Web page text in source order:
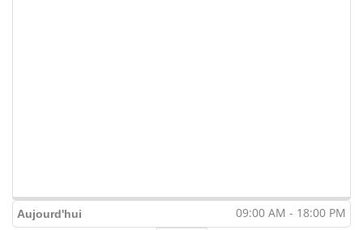
Aujourd'hui 09:00 AM - 18:00 PM